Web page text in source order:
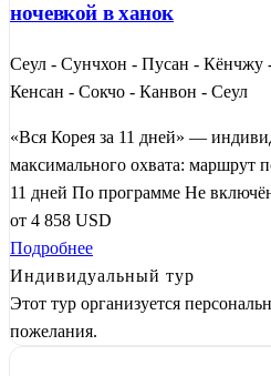
ночевкой в ханок
Сеул - Сунчхон - Пусан - Кёнчжу
Кенсан - Сокчо - Канвон - Сеул
«Вся Корея за 11 дней» —
максимального охвата: маршрут
11 дней По программе Не
от 4 858 USD
Подробнее
Индивидуальный тур
Этот тур организуется
пожелания.